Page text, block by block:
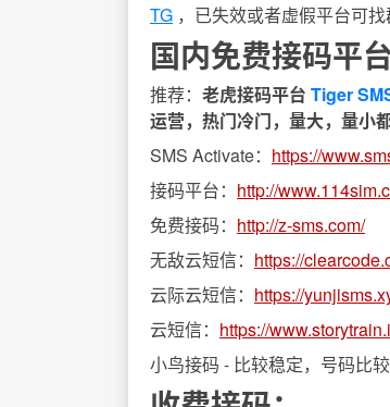
TG ，已失效或者虚假平台可找
国内免费接码平台
推荐： 老虎接码平台 Tiger
运营，热门冷门，量大，量小
SMS Activate： https://
接码平台： http://
免费接码： http://z-sms.com/
无敌云短信： https://
云际云短信： https://
云短信： https://
小鸟接码 - 比较稳定，号码比较